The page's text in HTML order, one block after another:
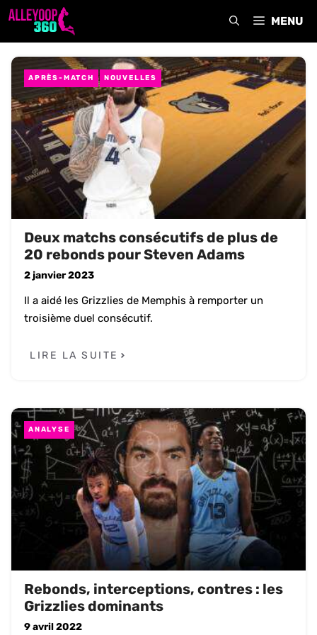
Aller
MENU
APRÈS-MATCH NOUVELLES
Deux matchs consécutifs de plus de
20 rebonds pour Steven Adams
2 janvier 2023
Il a aidé les Grizzlies de Memphis à remporter un
troisième duel consécutif.
LIRE LA SUITE
ANALYSE
Rebonds, interceptions, contres : les
Grizzlies dominants
9 avril 2022